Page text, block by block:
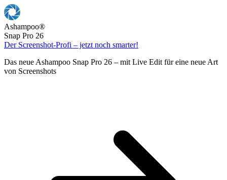
Ashampoo®
Snap Pro 26
Der Screenshot-Profi – jetzt noch smarter!
Das neue Ashampoo Snap Pro 26 – mit Live Edit für eine neue Art
von Screenshots